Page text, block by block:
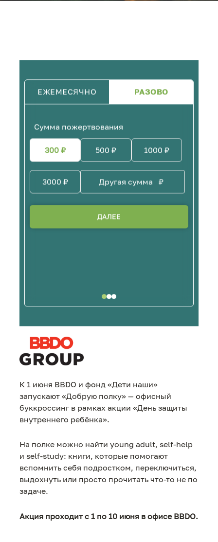
ЕЖЕМЕСЯЧНО РАЗОВО
Сумма пожертвования
300 ₽ 500 ₽ 1000 ₽
3000 ₽ ₽
ДАЛЕЕ
К 1 июня BBDO и фонд «Дети наши»
запускают «Добрую полку» — офисный
буккроссинг в рамках акции «День защиты
внутреннего ребёнка».
На полке можно найти young adult, self-help
и self-study: книги, которые помогают
вспомнить себя подростком, переключиться,
выдохнуть или просто прочитать что-то не по
задаче.
Акция проходит с 1 по 10 июня в офисе BBDO.